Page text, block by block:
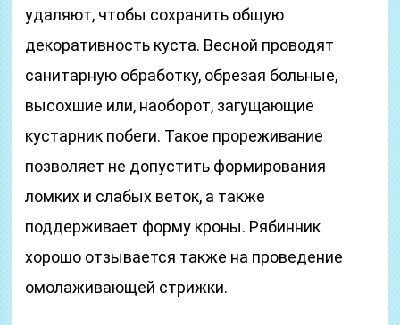
удаляют, чтобы сохранить общую
декоративность куста. Весной проводят
санитарную обработку, обрезая больные,
высохшие или, наоборот, загущающие
кустарник побеги. Такое прореживание
позволяет не допустить формирования
ломких и слабых веток, а также
поддерживает форму кроны. Рябинник
хорошо отзывается также на проведение
омолаживающей стрижки.